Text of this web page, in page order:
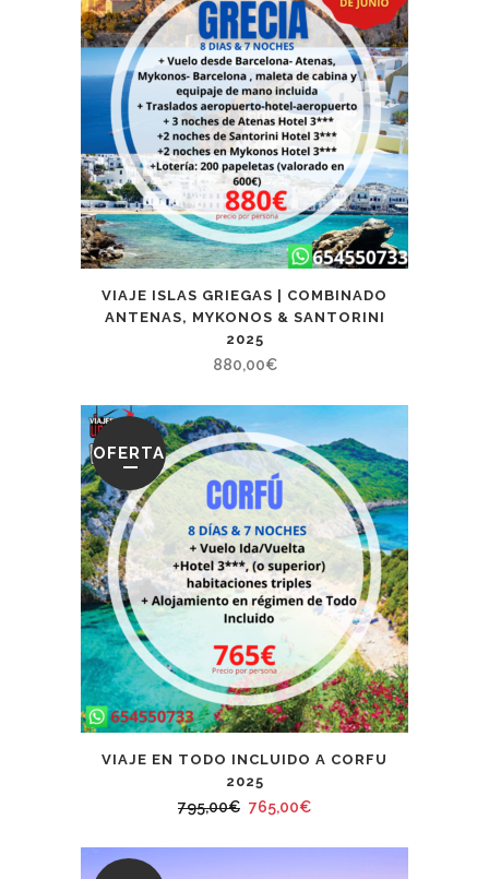
VIAJE ISLAS GRIEGAS | COMBINADO
ANTENAS, MYKONOS & SANTORINI
2025
880,00€
OFERTA
VIAJE EN TODO INCLUIDO A CORFU
2025
795,00€ El
765,00€El